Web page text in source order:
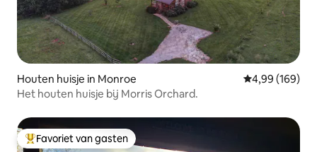
Houten huisje in Monroe Gemiddelde
4,99 (169)
Het houten huisje bij Morris Orchard.
Topfavoriet van gasten
Favoriet van gasten